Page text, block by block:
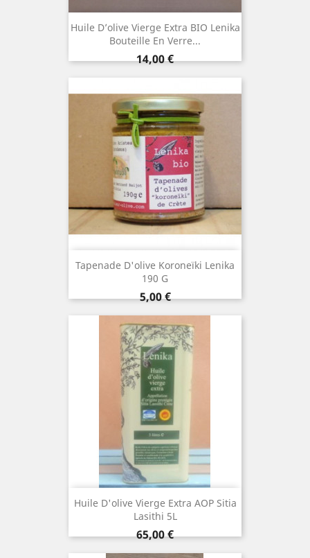
Huile D’olive Vierge Extra BIO Lenika
Bouteille En Verre...
Prix
14,00 €
Tapenade D'olive Koroneïki Lenika
190 G
Prix
5,00 €
Huile D'olive Vierge Extra AOP Sitia
Lasithi 5L
Prix
65,00 €